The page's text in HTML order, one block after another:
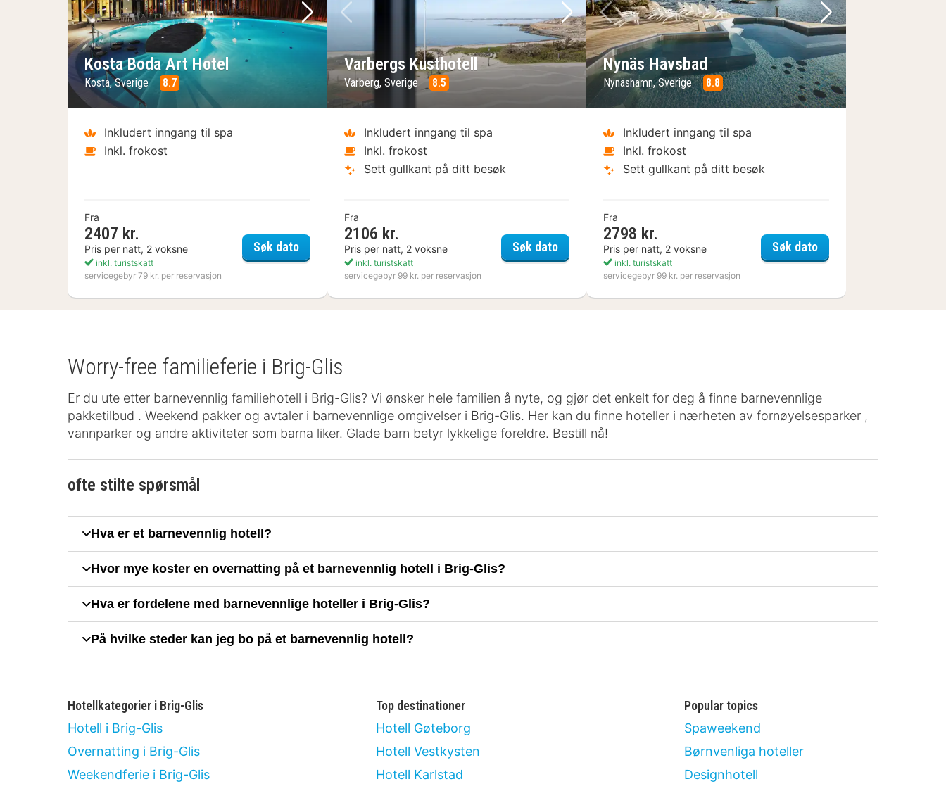
Forrige bilde
Neste bilde
Kosta Boda Art Hotel
Kosta, Sverige 8.7
Inkludert inngang til spa
Inkl. frokost
Fra
2407 kr.
Pris per natt, 2 voksne
inkl. turistskatt
servicegebyr 79 kr. per reservasjon
Søk datoKosta Boda Art Hotel
Forrige bilde
Neste bilde
Varbergs Kusthotell
Varberg, Sverige 8.5
Inkludert inngang til spa
Inkl. frokost
Sett gullkant på ditt besøk
Fra
2106 kr.
Pris per natt, 2 voksne
inkl. turistskatt
servicegebyr 99 kr. per reservasjon
Søk datoVarbergs Kusthotell
Forrige bilde
Neste bilde
Nynäs Havsbad
Nynäshamn, Sverige 8.8
Inkludert inngang til spa
Inkl. frokost
Sett gullkant på ditt besøk
Fra
2798 kr.
Pris per natt, 2 voksne
inkl. turistskatt
servicegebyr 99 kr. per reservasjon
Søk datoNynäs Havsbad
Worry-free familieferie i Brig-Glis
Er du ute etter barnevennlig familiehotell i Brig-Glis? Vi ønsker hele familien å nyte, og gjør det enkelt for deg å finne barnevennlige
pakketilbud . Weekend pakker og avtaler i barnevennlige omgivelser i Brig-Glis. Her kan du finne hoteller i nærheten av fornøyelsesparker ,
vannparker og andre aktiviteter som barna liker. Glade barn betyr lykkelige foreldre. Bestill nå!
ofte stilte spørsmål
Hva er et barnevennlig hotell?
Hvor mye koster en overnatting på et barnevennlig hotell i Brig-Glis?
Hva er fordelene med barnevennlige hoteller i Brig-Glis?
På hvilke steder kan jeg bo på et barnevennlig hotell?
Hotellkategorier i Brig-Glis
Hotell i Brig-Glis
Overnatting i Brig-Glis
Weekendferie i Brig-Glis
Top destinationer
Hotell Gøteborg
Hotell Vestkysten
Hotell Karlstad
Popular topics
Spaweekend
Børnvenliga hoteller
Designhotell